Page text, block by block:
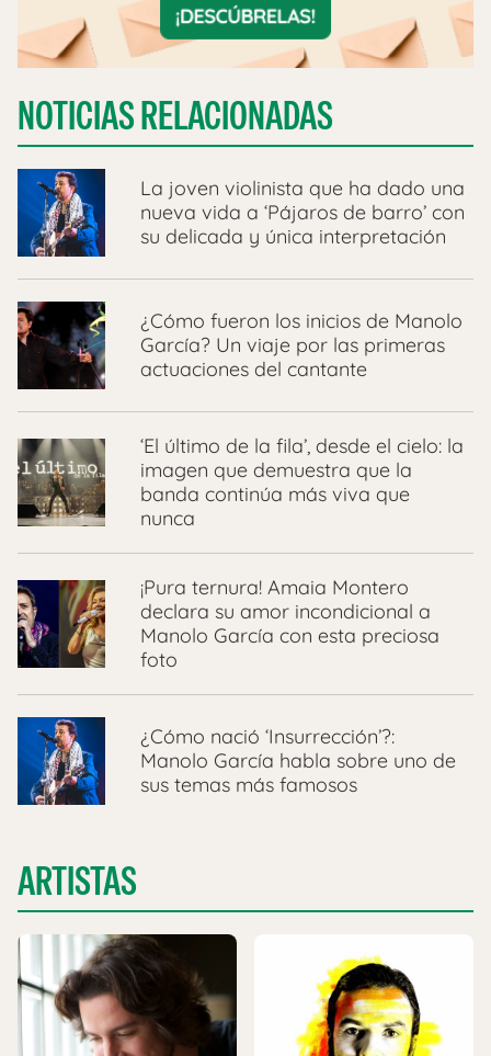
NOTICIAS RELACIONADAS
La joven violinista que ha dado una
nueva vida a ‘Pájaros de barro’ con
su delicada y única interpretación
¿Cómo fueron los inicios de Manolo
García? Un viaje por las primeras
actuaciones del cantante
‘El último de la fila’, desde el cielo: la
imagen que demuestra que la
banda continúa más viva que
nunca
¡Pura ternura! Amaia Montero
declara su amor incondicional a
Manolo García con esta preciosa
foto
¿Cómo nació ‘Insurrección’?:
Manolo García habla sobre uno de
sus temas más famosos
ARTISTAS